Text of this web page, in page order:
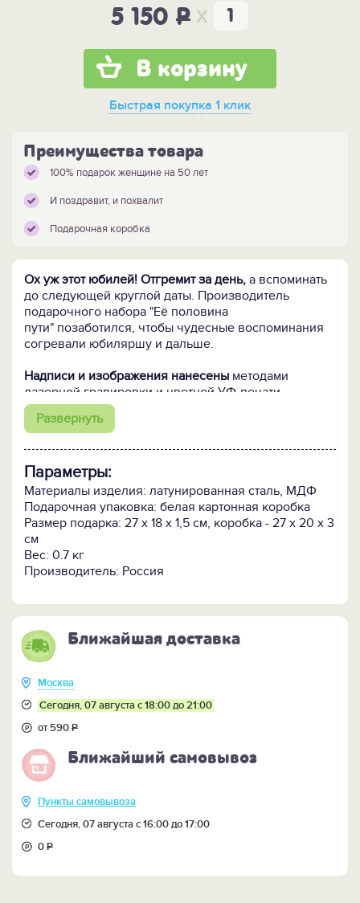
5 150 P x
В корзину
Быстрая покупка 1 клик
Преимущества товара
100% подарок женщине на 50 лет
И поздравит, и похвалит
Подарочная коробка
Ох уж этот юбилей! Отгремит за день, а вспоминать
до следующей круглой даты. Производитель
подарочного набора "Её половина
пути" позаботился, чтобы чудесные воспоминания
согревали юбиляршу и дальше.
Надписи и изображения нанесены методами
лазерной гравировки и цветной УФ-печати.
ВНИМАНИЕ! Возможно внести изменения в текст
диплома. Срок - от 1 дня!
социального статуса, в качестве корпоративного
презента или тёплого семейного поздравления,
главное, что на действительно долгую память.
ПОСМОТРИТЕ ЕЩЕ:
- Такой же подарок в VIP-исполнении >>
-Набор для чая с DVD-открыткой "50 лет" >>
Развернуть
Параметры:
Материалы изделия: латунированная сталь, МДФ
Подарочная упаковка: белая картонная коробка
Размер подарка: 27 х 18 х 1,5 см, коробка - 27 х 20 х 3
см
Вес: 0.7 кг
Производитель: Россия
Ближайшая доставка
Москва
Сегодня, 07 августа с 18:00 до 21:00
от 590Р
Ближайший самовывоз
Пункты самовывоза
Сегодня, 07 августа с 16:00 до 17:00
0Р